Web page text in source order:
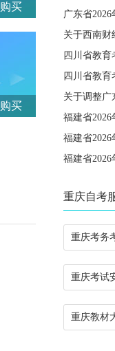
买
买
广东省
福建省
福建省2026
福建省
重庆自考
重庆考务
重庆考试
重庆教材